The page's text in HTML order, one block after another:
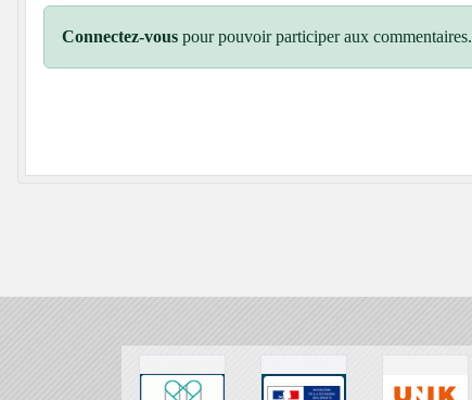
Connectez-vous pour pouvoir participer aux commentaires.